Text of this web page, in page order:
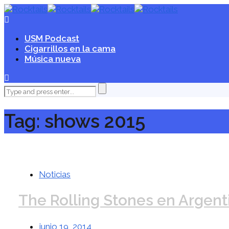
USM Podcast
Cigarrillos en la cama
Música nueva
Tag: shows 2015
Noticias
The Rolling Stones en
junio 19, 2014